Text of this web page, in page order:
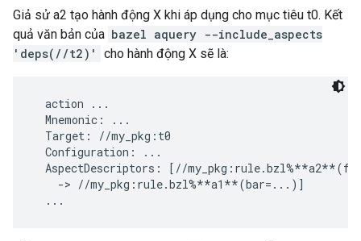
Giả sử a2 tạo hành động X khi áp dụng cho mục tiêu t0. Kết
quả văn bản của bazel aquery --include_aspects
'deps(//t2)'
cho hành động X sẽ là:
  action ...
  Mnemonic: ...
  Target: //my_pkg:t0
  Configuration: ...
AspectDescriptors: [//
    -> //my_pkg:rule.bzl%**a1**(bar=...)]